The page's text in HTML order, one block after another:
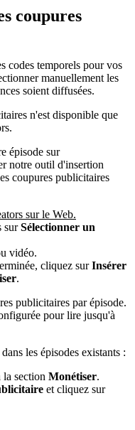
coupures
codes temporels pour vos
manuellement les
soient diffusées.
n'est disponible que
épisode sur
notre outil d'insertion
coupures publicitaires
sur le Web.
surSélectionner un
vidéo.
cliquez surInsérer
.
publicitaires par épisode.
pour lire jusqu'à
les épisodes existants :
la section Monétiser.
et cliquez sur